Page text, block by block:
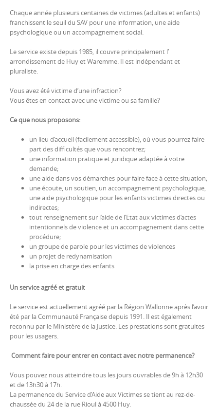
Chaque année plusieurs centaines de victimes (adultes et enfants)
franchissent le seuil du SAV pour une information, une aide
psychologique ou un accompagnement social.
Le service existe depuis 1985, il couvre principalement l’
arrondissement de Huy et Waremme. Il est indépendant et
pluraliste.
Vous avez été victime d’une infraction?
Vous êtes en contact avec une victime ou sa famille?
Ce que nous proposons:
un lieu d’accueil (facilement accessible), où vous pourrez faire
part des difficultés que vous rencontrez;
une information pratique et juridique adaptée à votre
demande;
une aide dans vos démarches pour faire face à cette situation;
une écoute, un soutien, un accompagnement psychologique,
une aide psychologique pour les enfants victimes directes ou
indirectes;
tout renseignement sur l’aide de l’Etat aux victimes d’actes
intentionnels de violence et un accompagnement dans cette
procédure;
un groupe de parole pour les victimes de violences
un projet de redynamisation
la prise en charge des enfants
Un service agréé et gratuit
Le service est actuellement agréé par la Région Wallonne après l’avoir
été par la Communauté Française depuis 1991. Il est également
reconnu par le Ministère de la Justice. Les prestations sont gratuites
pour les usagers.
Comment faire pour entrer en contact avec notre permanence?
Vous pouvez nous atteindre tous les jours ouvrables de 9h à 12h30
et de 13h30 à 17h.
La permanence du Service d’Aide aux Victimes se tient au rez-de-
chaussée du 24 de la rue Rioul à 4500 Huy.